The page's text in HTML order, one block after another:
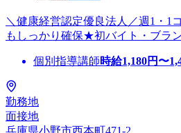
＼健康経営認定優良法人／週1・1
もしっかり確保★初バイト・ブラ
個別指導講師時給1,180円〜
勤務地
面接地
兵庫県小野市西本町471-2